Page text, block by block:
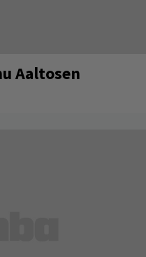
Aaltosen